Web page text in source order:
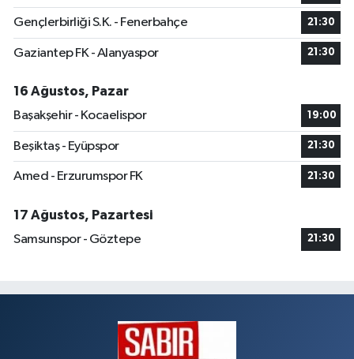
Gençlerbirliği S.K. - Fenerbahçe 21:30
Gaziantep FK - Alanyaspor 21:30
16 Ağustos, Pazar
Başakşehir - Kocaelispor
19:00
Beşiktaş - Eyüpspor 21:30
Amed - Erzurumspor FK 21:30
17 Ağustos, Pazartesi
Samsunspor - Göztepe
21:30